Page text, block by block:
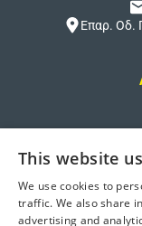
Επαρ. Οδ.
© 2026 Rent Moto
This website
We use cookies to
traffic. We also share
advertising and